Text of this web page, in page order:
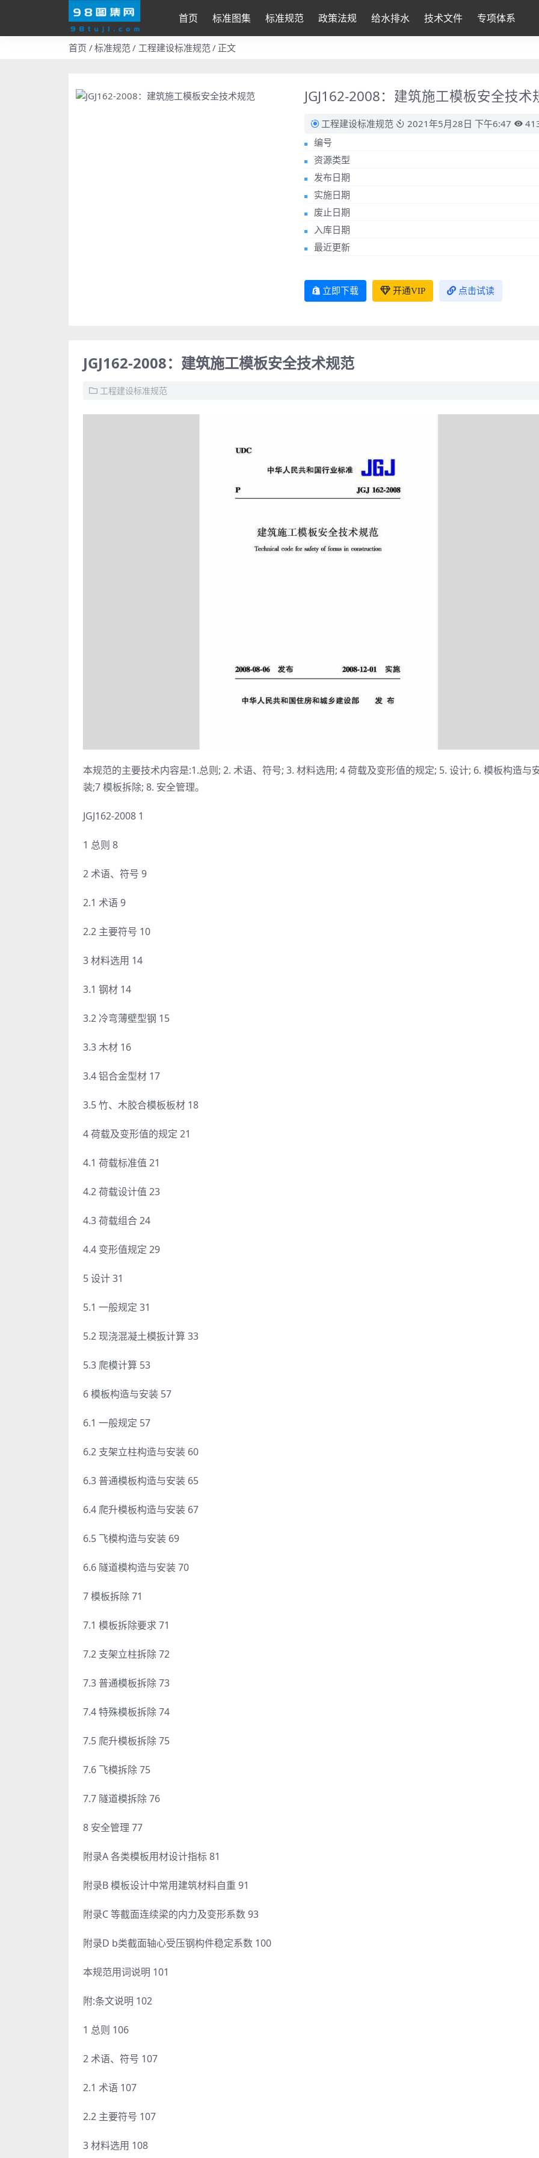
首页 标准图集 标准规范 政策法规 给水排水 技术文件 专项体系
首页 标准规范 工程建设标准规范 正文
JGJ162-2008：建筑施工模板安全技术
工程建设标准规范 2021年5月28日 下午6:47
编号
资源类型
发布日期
实施日期
废止日期
入库日期
最近更新
立即下载 开通VIP 点击试读
JGJ162-2008：建筑施工模板安全技术规范
工程建设标准规范
本规范的主要技术内容是:1.总则; 2. 术语、符号; 3. 材料选用; 4 荷载及变形值的规定; 5. 设计; 6. 模板构造与
装;7 模板拆除; 8. 安全管理。
JGJ162-2008 1
1 总则 8
2 术语、符号 9
2.1 术语 9
2.2 主要符号 10
3 材料选用 14
3.1 钢材 14
3.2 冷弯薄壁型钢 15
3.3 木材 16
3.4 铝合金型材 17
3.5 竹、木胶合模板板材 18
4 荷载及变形值的规定 21
4.1 荷载标准值 21
4.2 荷载设计值 23
4.3 荷载组合 24
4.4 变形值规定 29
5 设计 31
5.1 一般规定 31
5.2 现浇混凝土模扳计算 33
5.3 爬模计算 53
6 模板构造与安装 57
6.1 一般规定 57
6.2 支架立柱构造与安装 60
6.3 普通模板构造与安装 65
6.4 爬升模板构造与安装 67
6.5 飞模构造与安装 69
6.6 隧道模构造与安装 70
7 模板拆除 71
7.1 模板拆除要求 71
7.2 支架立柱拆除 72
7.3 普通模板拆除 73
7.4 特殊模板拆除 74
7.5 爬升模板拆除 75
7.6 飞模拆除 75
7.7 隧道模拆除 76
8 安全管理 77
附录A 各类模板用材设计指标 81
附录B 模板设计中常用建筑材料自重 91
附录C 等截面连续梁的内力及变形系数 93
附录D b类截面轴心受压钢构件稳定系数 100
本规范用词说明 101
附:条文说明 102
1 总则 106
2 术语、符号 107
2.1 术语 107
2.2 主要符号 107
3 材料选用 108